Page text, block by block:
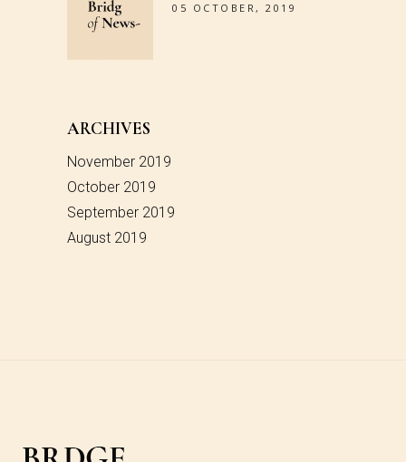
05 OCTOBER, 2019
ARCHIVES
November 2019
October 2019
September 2019
August 2019